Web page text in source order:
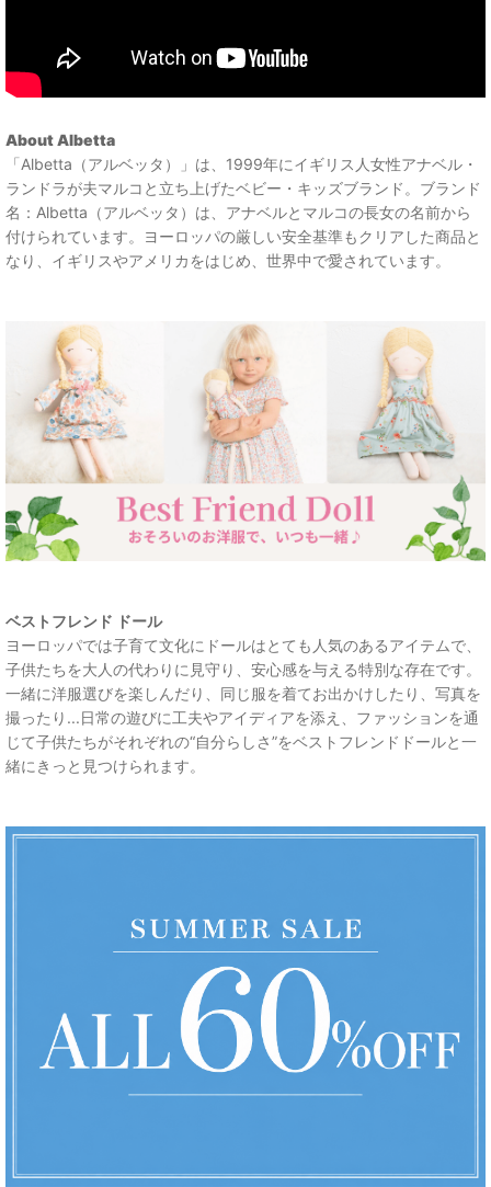
About Albetta
「Albetta（アルベッタ）」は、1999年にイギリス人女性アナベル・
ランドラが夫マルコと立ち上げたベビー・キッズブランド。ブランド
名：Albetta（アルベッタ）は、アナベルとマルコの長女の名前から
付けられています。ヨーロッパの厳しい安全基準もクリアした商品と
なり、イギリスやアメリカをはじめ、世界中で愛されています。
ベストフレンド ドール
ヨーロッパでは子育て文化にドールはとても人気のあるアイテムで、
子供たちを大人の代わりに見守り、安心感を与える特別な存在です。
一緒に洋服選びを楽しんだり、同じ服を着てお出かけしたり、写真を
撮ったり...日常の遊びに工夫やアイディアを添え、ファッションを通
じて子供たちがそれぞれの“自分らしさ”をベストフレンドドールと一
緒にきっと見つけられます。